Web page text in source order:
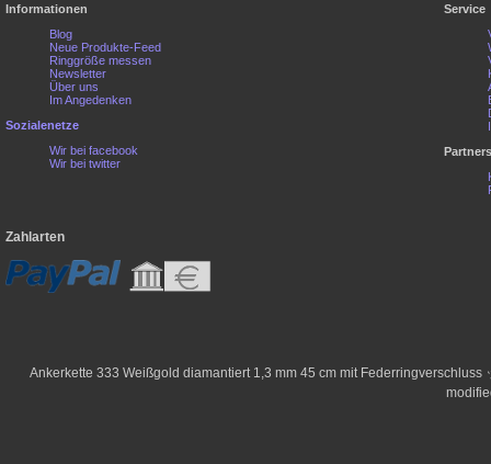
Informationen
Blog
Neue Produkte-Feed
Ringgröße messen
Newsletter
Über uns
Im Angedenken
Sozialenetze
Wir bei facebook
Wir bei twitter
Service
Zahlarten
Ankerkette 333 Weißgold diamantiert 1,3 mm 45 cm mit Federringverschluss